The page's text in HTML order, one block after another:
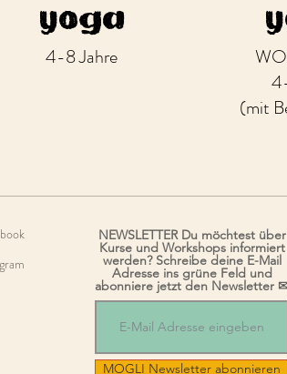
yoga
4-8 Jahre
(mit
NEWSLETTER Du möchtest über
Kurse und Workshops informiert
werden? Schreibe deine E-Mail
Adresse ins grüne Feld und
abonniere jetzt den Newsletter
MOGLI Newsletter abonnieren